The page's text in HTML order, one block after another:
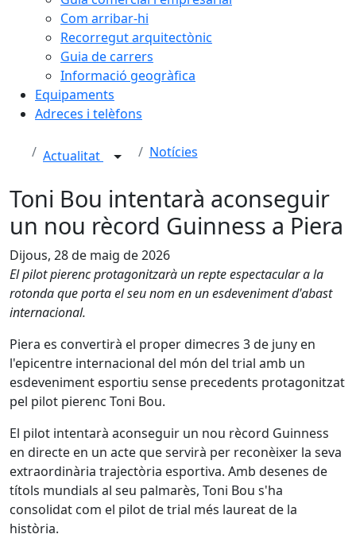
Com arribar-hi
Recorregut arquitectònic
Guia de carrers
Informació geogràfica
Equipaments
Adreces i telèfons
Actualitat Notícies
Toni Bou intentarà aconseguir
un nou rècord Guinness a Piera
Dijous, 28 de maig de 2026
El pilot pierenc protagonitzarà un repte espectacular a la
rotonda que porta el seu nom en un esdeveniment d'abast
internacional.
Piera es convertirà el proper dimecres 3 de juny en
l'epicentre internacional del món del trial amb un
esdeveniment esportiu sense precedents protagonitzat
pel pilot pierenc Toni Bou.
El pilot intentarà aconseguir un nou rècord Guinness
en directe en un acte que servirà per reconèixer la seva
extraordinària trajectòria esportiva. Amb desenes de
títols mundials al seu palmarès, Toni Bou s'ha
consolidat com el pilot de trial més laureat de la
història.